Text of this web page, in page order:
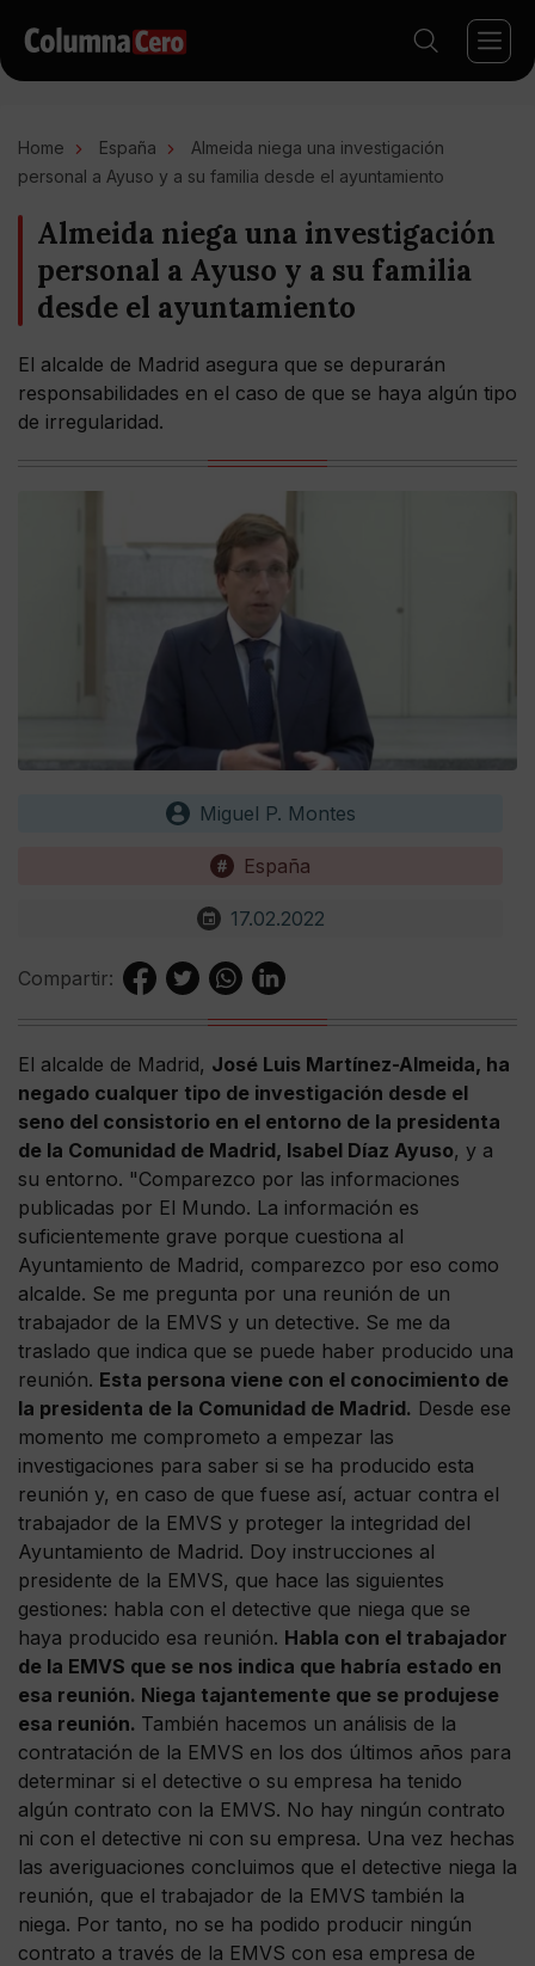
Home España
Almeida niega una investigación
personal a Ayuso y a su familia desde el ayuntamiento
Almeida niega una investigación
personal a Ayuso y a su familia
desde el ayuntamiento
El alcalde de Madrid asegura que se depurarán
responsabilidades en el caso de que se haya algún tipo
de irregularidad.
Miguel P. Montes
España
17.02.2022
Compartir:
El alcalde de Madrid, José Luis Martínez-Almeida, ha
negado cualquer tipo de investigación desde el
seno del consistorio en el entorno de la presidenta
de la Comunidad de Madrid, Isabel Díaz Ayuso, y a
su entorno. "Comparezco por las informaciones
publicadas por El Mundo. La información es
suficientemente grave porque cuestiona al
Ayuntamiento de Madrid, comparezco por eso como
alcalde. Se me pregunta por una reunión de un
trabajador de la EMVS y un detective. Se me da
traslado que indica que se puede haber producido una
reunión. Esta persona viene con el conocimiento de
la presidenta de la Comunidad de Madrid. Desde ese
momento me comprometo a empezar las
investigaciones para saber si se ha producido esta
reunión y, en caso de que fuese así, actuar contra el
trabajador de la EMVS y proteger la integridad del
Ayuntamiento de Madrid. Doy instrucciones al
presidente de la EMVS, que hace las siguientes
gestiones: habla con el detective que niega que se
haya producido esa reunión. Habla con el trabajador
de la EMVS que se nos indica que habría estado en
esa reunión. Niega tajantemente que se produjese
esa reunión. También hacemos un análisis de la
contratación de la EMVS en los dos últimos años para
determinar si el detective o su empresa ha tenido
algún contrato con la EMVS. No hay ningún contrato
ni con el detective ni con su empresa. Una vez hechas
las averiguaciones concluimos que el detective niega la
reunión, que el trabajador de la EMVS también la
niega. Por tanto, no se ha podido producir ningún
contrato a través de la EMVS con esa empresa de